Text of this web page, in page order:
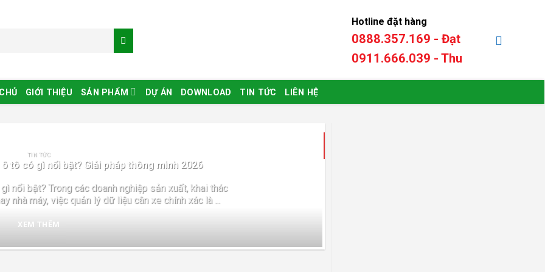
Hotline đặt hàng
0888.357.169 - Đạt
0911.666.039 - Thu
GIỚI THIỆU SẢN PHẨM DỰ ÁN DOWNLOAD TIN TỨC LIÊN HỆ
TIN TỨC
tô có gì nổi bật? Giải pháp thông minh 2026
nổi bật? Trong các doanh nghiệp sản xuất, khai thác
nhà máy, việc quản lý dữ liệu cân xe chính xác là ...
XEM THÊM